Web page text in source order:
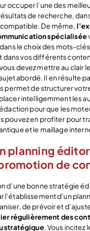
occuper l’une des
de recherche,
compatible. De même,
spécialisée
le choix des mots-
dans vos différents
devez mettre au clair
abordé. Il en résulte
permet de structurer
intelligemment les
pour que les
pouvez en profiter pour
et le maillage
planning
de
d’une bonne stratégie
l’établissement d’un
de prévoir et
régulièrement des
stratégique. Vous incitez